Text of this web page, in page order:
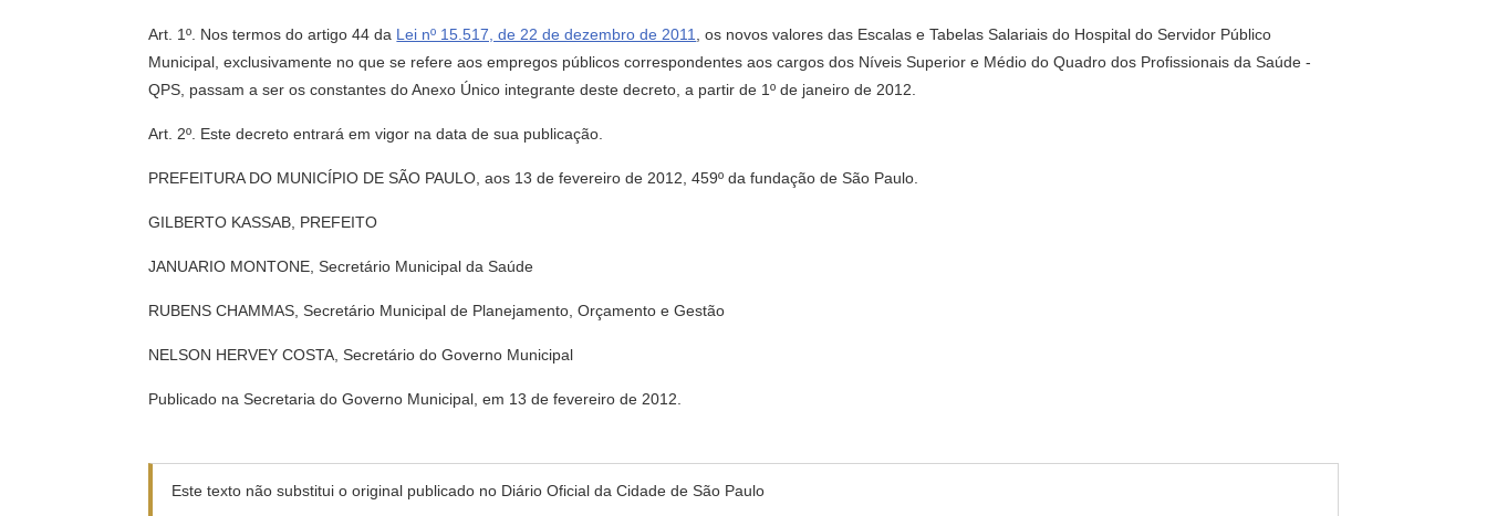
Art. 1º. Nos termos do artigo 44 da Lei nº 15.517, de 22 de dezembro de 2011
, os novos valores das Escalas e Tabelas Salariais do Hospital do Servidor Público
Municipal, exclusivamente no que se refere aos empregos públicos correspondentes aos cargos dos Níveis Superior e Médio do Quadro dos Profissionais da Saúde -
QPS, passam a ser os constantes do Anexo Único integrante deste decreto, a partir de 1º de janeiro de 2012.
Art. 2º. Este decreto entrará em vigor na data de sua publicação.
PREFEITURA DO MUNICÍPIO DE SÃO PAULO, aos 13 de fevereiro de 2012, 459º da fundação de São Paulo.
GILBERTO KASSAB, PREFEITO
JANUARIO MONTONE, Secretário Municipal da Saúde
RUBENS CHAMMAS, Secretário Municipal de Planejamento, Orçamento e Gestão
NELSON HERVEY COSTA, Secretário do Governo Municipal
Publicado na Secretaria do Governo Municipal, em 13 de fevereiro de 2012.
Este texto não substitui o original publicado no Diário Oficial da Cidade de São Paulo